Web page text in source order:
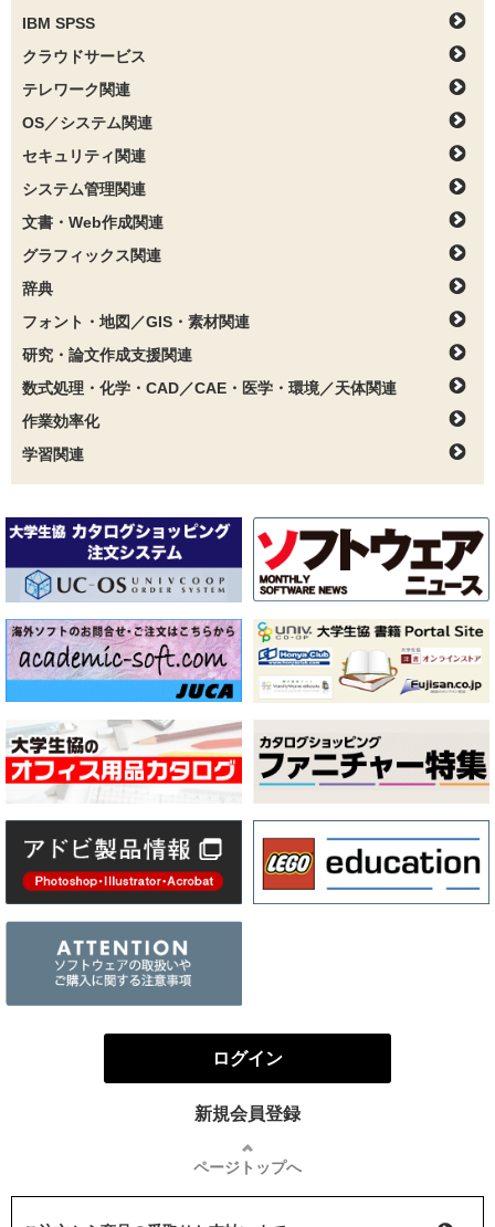
IBM SPSS
クラウドサービス
テレワーク関連
OS／システム関連
セキュリティ関連
システム管理関連
文書・Web作成関連
グラフィックス関連
辞典
フォント・地図／GIS・素材関連
研究・論文作成支援関連
数式処理・化学・CAD／CAE・医学・環境／天体関連
作業効率化
学習関連
ログイン
新規会員登録
ページトップへ